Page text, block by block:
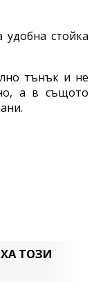
стойка
тънък и не
а в същото
ТОЗИ